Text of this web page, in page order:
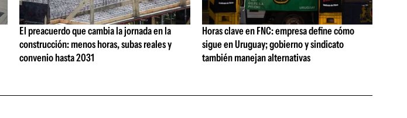
El preacuerdo que cambia la jornada en la
construcción: menos horas, subas reales y
convenio hasta 2031
Horas clave en FNC: empresa define cómo
sigue en Uruguay; gobierno y sindicato
también manejan alternativas